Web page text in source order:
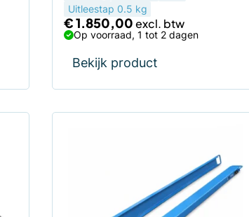
Uitleestap 0.5 kg
€1.850,00
Op voorraad, 1 tot 2 dagen
Bekijk product